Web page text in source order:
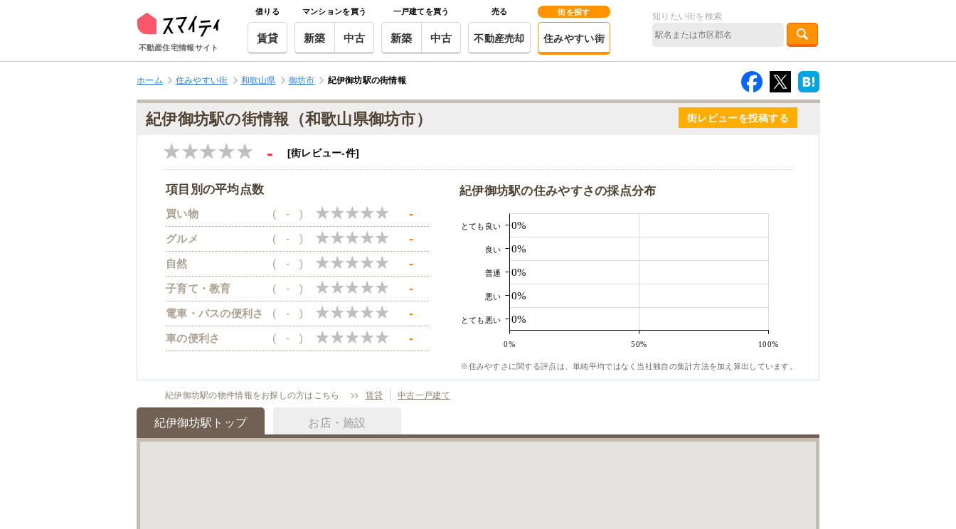
不動産住宅情報サイト
借りる
賃貸
マンションを買う
新築 中古
一戸建てを買う
新築 中古
売る
不動産売却
街を探す
住みやすい街
知りたい街を検索
ホーム 住みやすい街 和歌山県 御坊市 紀伊御坊駅の街情報
紀伊御坊駅の街情報（和歌山県御坊市） 街レビューを投稿する
- [街レビュー-件]
項目別の平均点数
買い物 ( - ) -
グルメ ( - ) -
自然 ( - ) -
子育て・教育 ( - ) -
電車・バスの便利さ ( - ) -
車の便利さ ( - ) -
紀伊御坊駅の住みやすさの採点分布
0%
0%
0%
0%
0%
とても良い
良い
普通
悪い
とても悪い
0% 50% 100%
※住みやすさに関する評点は、単純平均ではなく当社独自の集計方法を加え算出しています。
紀伊御坊駅の物件情報をお探しの方はこちら 賃貸 中古一戸建て
紀伊御坊駅トップ お店・施設